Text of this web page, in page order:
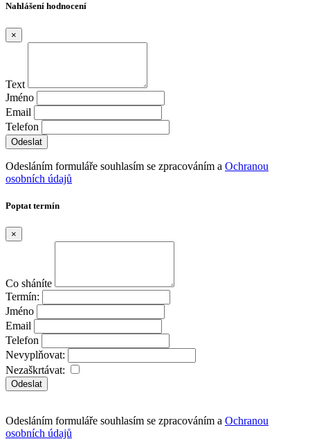
Nahlášení hodnocení
×
Text
Jméno
Email
Telefon
Odesláním formuláře souhlasím se zpracováním a Ochranou
osobních údajů
Poptat termín
×
Co sháníte
Termín:
Jméno
Email
Telefon
Nevyplňovat:
Nezaškrtávat:
Odeslat
Odesláním formuláře souhlasím se zpracováním a Ochranou
osobních údajů